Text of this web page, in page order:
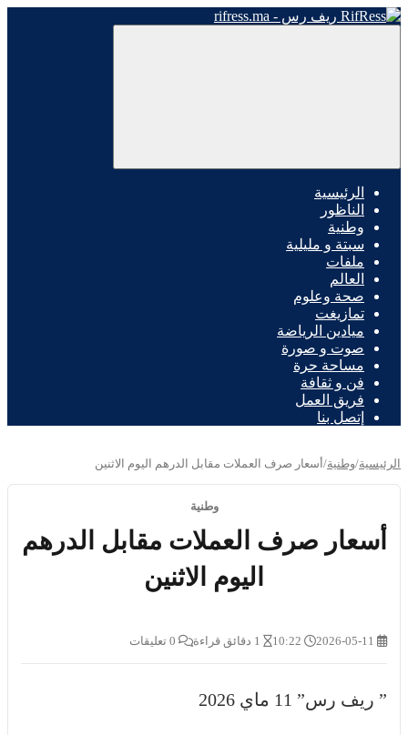
الرئيسية
الناظور
وطنية
سبتة و مليلية
ملفات
العالم
صحة وعلوم
تمازيغت
ميادين الرياضة
صوت و صورة
مساحة حرة
فن و ثقافة
فريق العمل
إتصل بنا
الرئيسية/وطنية/أسعار صرف العملات مقابل الدرهم اليوم الاثنين
وطنية
أسعار صرف العملات مقابل الدرهم
اليوم الاثنين
” ريف رس” 11 ماي 2026